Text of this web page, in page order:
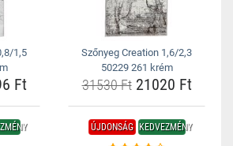
1,5
Ft
Szőnyeg Creation 1,6/2,3
50229 261 krém
31530 Ft21020 Ft
ÚJDONSÁG KEDVEZMÉNY